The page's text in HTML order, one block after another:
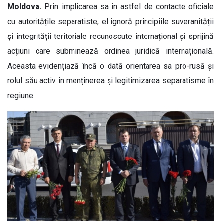
Moldova. Prin implicarea sa în astfel de contacte oficiale
cu autoritățile separatiste, el ignoră principiile suveranității
și integrității teritoriale recunoscute internațional și sprijină
acțiuni care subminează ordinea juridică internațională.
Aceasta evidențiază încă o dată orientarea sa pro-rusă și
rolul său activ în menținerea și legitimizarea separatisme în
regiune.